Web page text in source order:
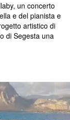
un concerto
e del pianista e
artistico di
di Segesta una